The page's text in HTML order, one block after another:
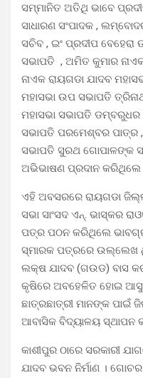
ସମ୍ମାନିତ ଅତିଥି ଭାବେ
ସାଧାରଣ ସଂପାଦକ ,
ସଚିବ , ଇଂ ପ୍ରଦୀପ
ସଭାପତି , ଅମିତ କୁମାର
ନାଏକ ରାୟଗଡା ଯାଦବ
ମହାସଭା ଉପ ସଭାପତି
ମହାସଭା ସଭାପତି
ସଭାପତି ପରମେଶ୍ବର ପାତ୍ର
ସଭାପତି ସୁରଥ ଗୋପାଳଙ୍କ
ଅଭିଭାଷଣ ପ୍ରଦାନ କରିଥିଲେ
ଏହି ଅବସରରେ ରାୟଗଡା
ସଭା ସାଂସଦ ଏନ୍. ଭାସ୍କର
ପତ୍ର ପଠନ କରିଥିଲେ
ସ୍ମାରକ ପତ୍ରରେ ଉଲ୍ଲେଖ
ଲକ୍ଷ ଯାଦବ (ଗଉଡ) ବାସ
କୃଷିରେ ଅବହେଳିତ ହୋଇ
ଛାତ୍ରଛାତ୍ରୀ ମାନଙ୍କ ପାଇଁ
ଆବାସିକ ବିଦ୍ୟାଳୟ ସ୍ଥାପନ
କାଶୀପୁର ଠାରେ ସରକାରୀ
ଯାଦବ ଭବନ ନିର୍ମାଣ ।